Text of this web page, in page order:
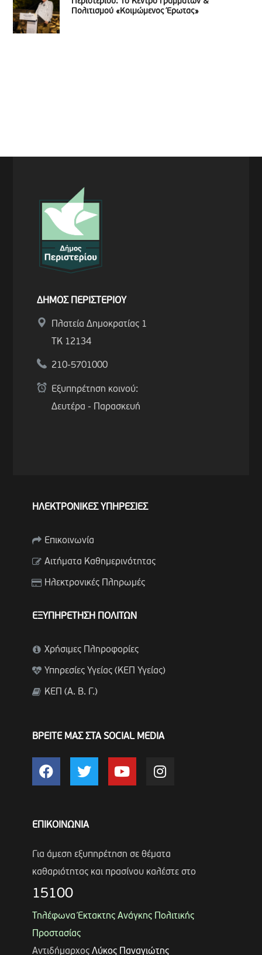
Πολιτισμού «Κοιμώμενος Έρωτας»
ΔΗΜΟΣ ΠΕΡΙΣΤΕΡΙΟΥ
Πλατεία Δημοκρατίας 1
ΤΚ 12134
210-5701000
Εξυπηρέτηση κοινού:
Δευτέρα - Παρασκευή
ΗΛΕΚΤΡΟΝΙΚΕΣ ΥΠΗΡΕΣΙΕΣ
Επικοινωνία
Αιτήματα Καθημερινότητας
Ηλεκτρονικές Πληρωμές
ΕΞΥΠΗΡΕΤΗΣΗ ΠΟΛΙΤΩΝ
Χρήσιμες Πληροφορίες
Υπηρεσίες Υγείας (ΚΕΠ Υγείας)
ΚΕΠ (Α. Β. Γ.)
ΒΡΕΙΤΕ ΜΑΣ ΣΤΑ SOCIAL MEDIA
ΕΠΙΚΟΙΝΩΝΙΑ
Για άμεση εξυπηρέτηση σε θέματα
καθαριότητας και πρασίνου καλέστε στο
15100
Τηλέφωνα Έκτακτης Ανάγκης Πολιτικής
Προστασίας
Αντιδήμαρχος Λύκος Παναγιώτης